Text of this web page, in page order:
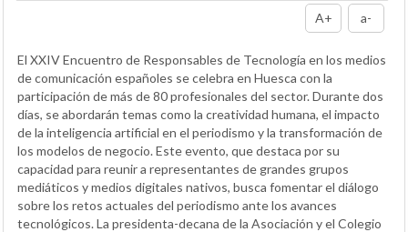
A+ a-
El XXIV Encuentro de Responsables de Tecnología en los medios
de comunicación españoles se celebra en Huesca con la
participación de más de 80 profesionales del sector. Durante dos
días, se abordarán temas como la creatividad humana, el impacto
de la inteligencia artificial en el periodismo y la transformación de
los modelos de negocio. Este evento, que destaca por su
capacidad para reunir a representantes de grandes grupos
mediáticos y medios digitales nativos, busca fomentar el diálogo
sobre los retos actuales del periodismo ante los avances
tecnológicos. La presidenta-decana de la Asociación y el Colegio